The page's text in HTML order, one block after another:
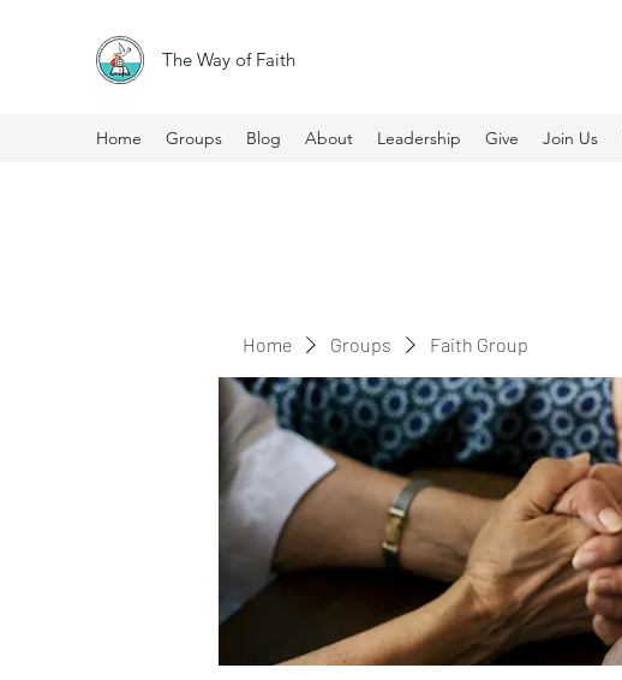
The Way of Faith
Home Groups Blog About Leadership Give Join Us
Home Groups Faith Group